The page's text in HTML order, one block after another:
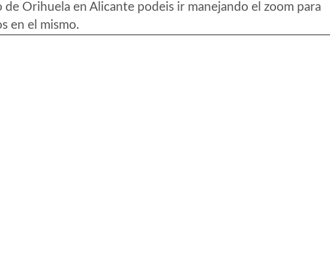
Orihuela en Alicante podeis ir manejando el zoom para
en el mismo.